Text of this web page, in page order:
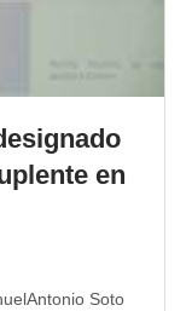
en
Soto